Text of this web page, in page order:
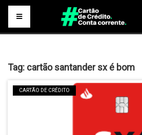
Tag: cartão santander sx é bom
CARTÃO DE CRÉDITO